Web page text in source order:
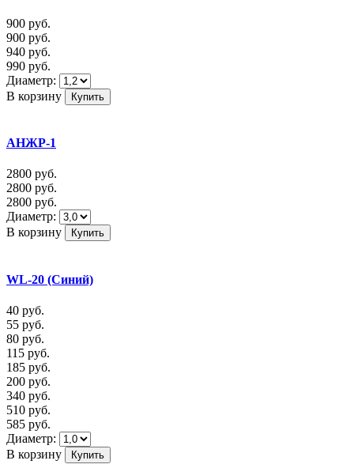
900 руб.
900 руб.
940 руб.
990 руб.
Диаметр:
В корзину
АНЖР-1
2800 руб.
2800 руб.
2800 руб.
Диаметр:
В корзину
WL-20 (Синий)
40 руб.
55 руб.
80 руб.
115 руб.
185 руб.
200 руб.
340 руб.
510 руб.
585 руб.
Диаметр:
В корзину